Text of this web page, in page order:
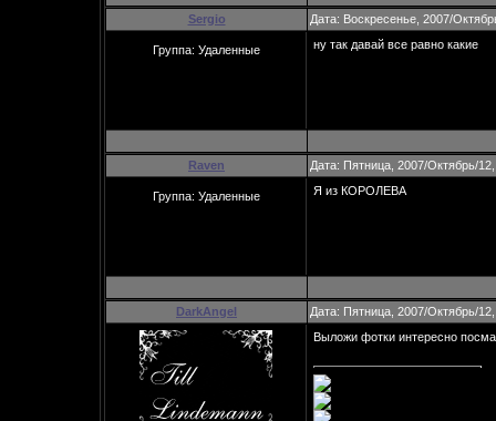
Sergio Дата: Воскресенье, 2007/
Группа: Удаленные ну так давай все равно какие
Raven Дата: Пятница, 2007/Октябрь/
Группа: Удаленные Я из КОРОЛЕВА
DarkAngel Дата: Пятница, 2007/Октябрь/
Выложи фотки интересно